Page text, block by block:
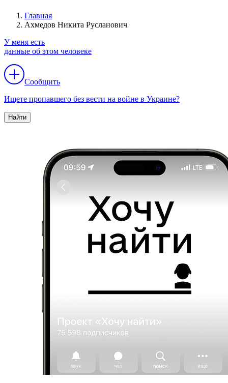
Главная
Ахмедов Никита Русланович
У меня есть
данные об этом человеке
Сообщить
Ищете пропавшего без вести на войне в Украине?
Найти